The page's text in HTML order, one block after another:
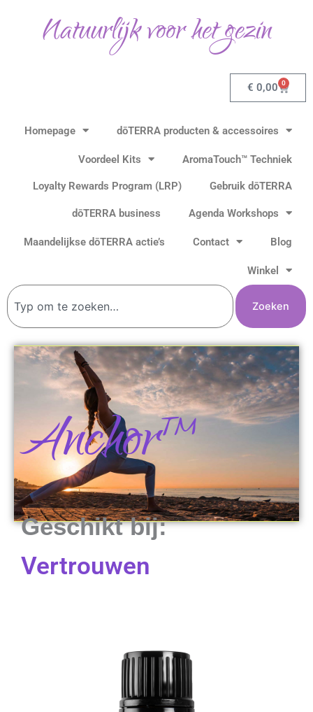
Natuurlijk voor het gezin
€ 0,00 0
Homepage dōTERRA producten & accessoires
Voordeel Kits AromaTouch™ Techniek
Loyalty Rewards Program (LRP) Gebruik dōTERRA
dōTERRA business Agenda Workshops
Maandelijkse dōTERRA actie’s Contact Blog
Winkel
Zoeken
Zoeken
Anchor™
Geschikt bij:
Vertrouwen